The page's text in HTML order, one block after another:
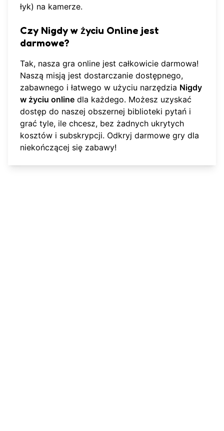
łyk) na kamerze.
Czy Nigdy w życiu Online jest
darmowe?
Tak, nasza gra online jest całkowicie darmowa!
Naszą misją jest dostarczanie dostępnego,
zabawnego i łatwego w użyciu narzędzia Nigdy
w życiu online dla każdego. Możesz uzyskać
dostęp do naszej obszernej biblioteki pytań i
grać tyle, ile chcesz, bez żadnych ukrytych
kosztów i subskrypcji. Odkryj darmowe gry dla
niekończącej się zabawy!